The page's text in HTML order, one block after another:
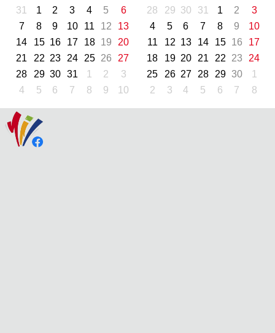
31
1 2 3 4 5
6
7
8 9 10 11 12
13
14
15 16 17 18 19
20
21
22 23 24 25 26
27
28
29 30 31 1 2
3
4
5 6 7 8 9 10
28
29 30 31 1 2
3
4
5 6 7 8 9
10
11
12 13 14 15 16
17
18
19 20 21 22 23
24
25
26 27 28 29 30
1
2
3 4 5 6 7 8